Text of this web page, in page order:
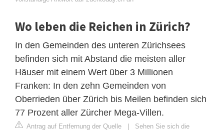
Wo leben die Reichen in Zürich?
In den Gemeinden des unteren Zürichsees
befinden sich mit Abstand die meisten aller
Häuser mit einem Wert über 3 Millionen
Franken: In den zehn Gemeinden von
Oberrieden über Zürich bis Meilen befinden sich
77 Prozent aller Zürcher Mega-Villen.
Antrag auf Entfernung der Quelle | Sehen Sie sich die